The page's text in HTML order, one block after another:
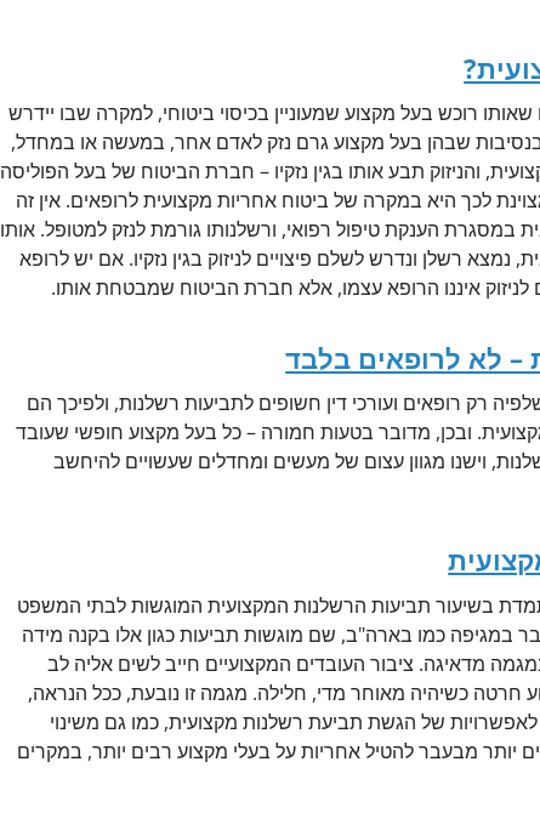
רוכש בעל מקצוע שמעוניין בכיסוי ביטוחי, למקרה שבו יידרש
בנסיבות שבהן בעל מקצוע גרם נזק לאדם אחר, במעשה או במחדל,
והניזוק תבע אותו בגין נזקיו – חברת הביטוח של בעל הפוליסה
לכך היא במקרה של ביטוח אחריות מקצועית לרופאים. אין זה
במסגרת הענקת טיפול רפואי, ורשלנותו גורמת לנזק למטופל. אותו
רשלן ונדרש לשלם פיצויים לניזוק בגין נזקיו. אם יש לרופא
איננו הרופא עצמו, אלא חברת הביטוח שמבטחת אותו.
– לא לרופאים בלבד
רק רופאים ועורכי דין חשופים לתביעות רשלנות, ולפיכך הם
ובכן, מדובר בטעות חמורה – כל בעל מקצוע חופשי שעובד
וישנו מגוון עצום של מעשים ומחדלים שעשויים להיחשב
בשיעור תביעות הרשלנות המקצועית המוגשות לבתי המשפט
במגיפה כמו בארה"ב, שם מוגשות תביעות כגון אלו בקנה מידה
מדאיגה. ציבור העובדים המקצועיים חייב לשים אליה לב
חרטה כשיהיה מאוחר מדי, חלילה. מגמה זו נובעת, ככל הנראה,
של הגשת תביעת רשלנות מקצועית, כמו גם משינוי
מבעבר להטיל אחריות על בעלי מקצוע רבים יותר, במקרים